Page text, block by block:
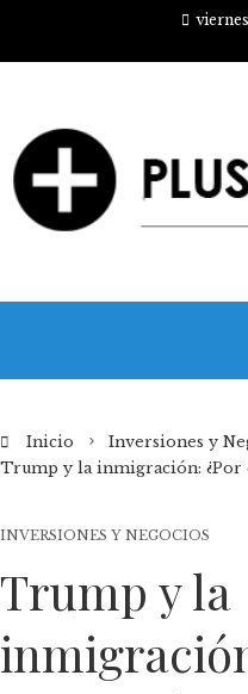
Inicio
Inversiones y
Trump y la inmigración: ¿Por
INVERSIONES Y NEGOCIOS
Trump y la